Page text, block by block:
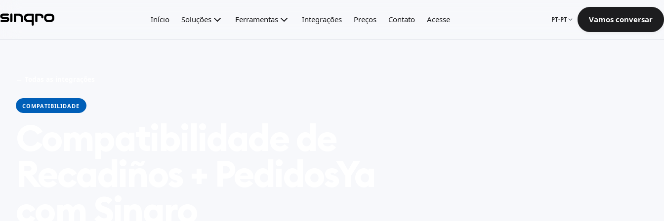
Início Soluções Ferramentas Integrações Preços Contato Acesse PT-PT Vamos conversar
COMPATIBILIDADE